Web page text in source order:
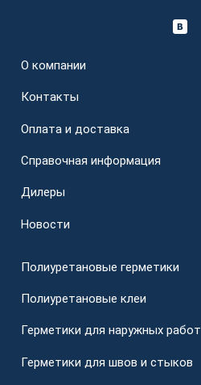
О компании
Контакты
Оплата и доставка
Справочная информация
Дилеры
Новости
Полиуретановые герметики
Полиуретановые клеи
Герметики для наружных работ
Герметики для швов и стыков